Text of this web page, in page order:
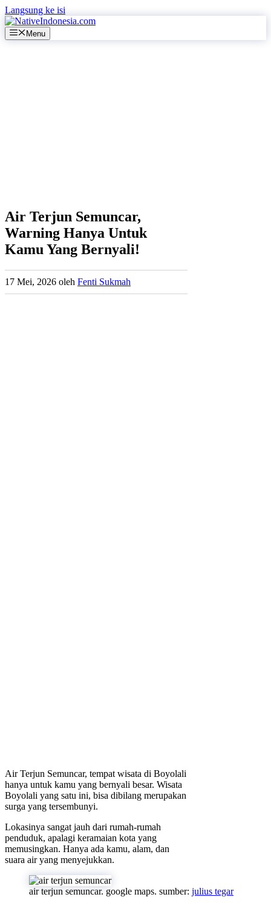
Langsung ke isi
Menu
Air Terjun Semuncar,
Warning Hanya Untuk
Kamu Yang Bernyali!
17 Mei, 2026 oleh Fenti Sukmah
Air Terjun Semuncar, tempat wisata di Boyolali
hanya untuk kamu yang bernyali besar. Wisata
Boyolali yang satu ini, bisa dibilang merupakan
surga yang tersembunyi.
Lokasinya sangat jauh dari rumah-rumah
penduduk, apalagi keramaian kota yang
memusingkan. Hanya ada kamu, alam, dan
suara air yang menyejukkan.
air terjun semuncar. google maps. sumber: julius tegar